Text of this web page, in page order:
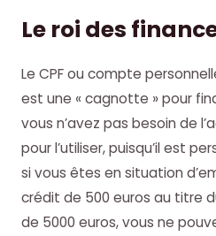
Le roi des
Le CPF ou compte
est une « cagnotte » pour
vous n’avez pas besoin de
pour l’utiliser, puisqu’il est
si vous êtes en situation
crédit de 500 euros au titre
de 5000 euros, vous ne